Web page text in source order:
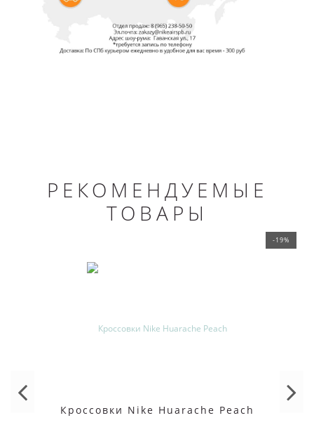
РЕКОМЕНДУЕМЫЕ
ТОВАРЫ
-19%
Кроссовки Nike Huarache Peach